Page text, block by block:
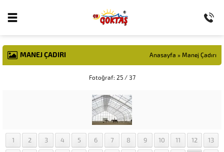
MANEJ ÇADIRI Anasayfa » Manej Çadırı
Fotoğraf: 25 / 37
1 2 3 4 5 6 7 8 9 10 11 12 13